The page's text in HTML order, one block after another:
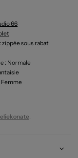
66
: zippée sous rabat
: Normale